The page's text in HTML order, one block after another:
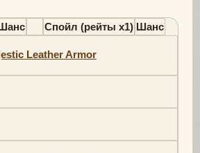
Спойл (рейты х1) Шанс
Leather Armor